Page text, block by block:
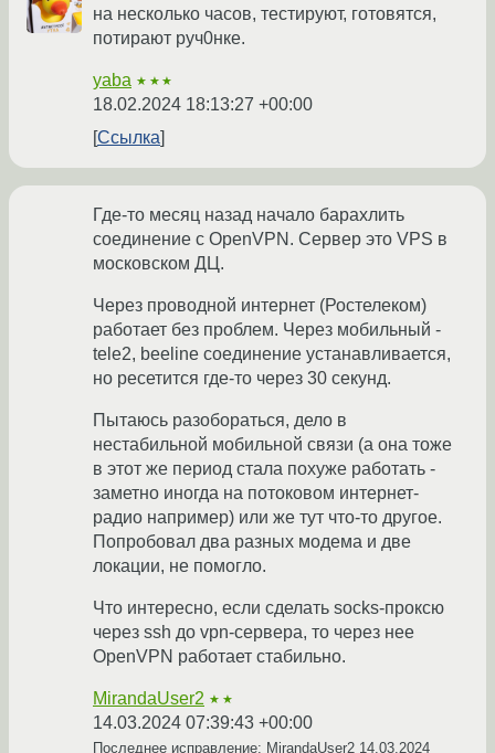
на несколько часов, тестируют, готовятся,
потирают руч0нке.
yaba ★★★
18.02.2024 18:13:27 +00:00
Ссылка
Где-то месяц назад начало барахлить
соединение с OpenVPN. Сервер это VPS в
московском ДЦ.
Через проводной интернет (Ростелеком)
работает без проблем. Через мобильный -
tele2, beeline соединение устанавливается,
но ресетится где-то через 30 секунд.
Пытаюсь разобораться, дело в
нестабильной мобильной связи (а она тоже
в этот же период стала похуже работать -
заметно иногда на потоковом интернет-
радио например) или же тут что-то другое.
Попробовал два разных модема и две
локации, не помогло.
Что интересно, если сделать socks-проксю
через ssh до vpn-сервера, то через нее
OpenVPN работает стабильно.
MirandaUser2 ★★
14.03.2024 07:39:43 +00:00
Последнее исправление: MirandaUser2 14.03.2024